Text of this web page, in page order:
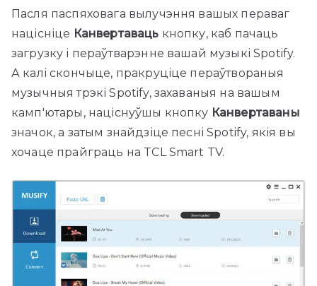
Пасля паспяховага вылучэння вашых пераваг
націсніце Канвертаваць кнопку, каб пачаць
загрузку і пераўтварэнне вашай музыкі Spotify.
А калі скончыце, пракруціце пераўтвораныя
музычныя трэкі Spotify, захаваныя на вашым
камп'ютары, націснуўшы кнопку Канвертаваны
значок, а затым знайдзіце песні Spotify, якія вы
хочаце прайграць на TCL Smart TV.